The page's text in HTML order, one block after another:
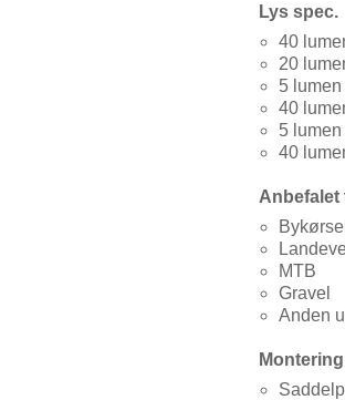
Lys spec.
40
20
5 lumen
40
5
40
Anbefalet
Bykørsel
MTB
Gravel
Anden
Montering